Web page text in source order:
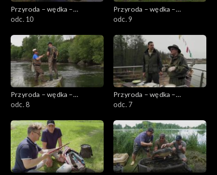
Przyroda – wędka –
przygoda
odc. 10
Przyroda – wędka –
przygoda
odc. 9
Przyroda – wędka –
przygoda
odc. 8
Przyroda – wędka –
przygoda
odc. 7